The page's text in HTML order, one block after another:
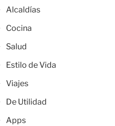
Alcaldías
Cocina
Salud
Estilo de Vida
Viajes
De Utilidad
Apps